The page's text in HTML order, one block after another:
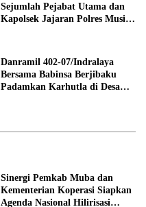
Sejumlah Pejabat Utama dan
Kapolsek Jajaran Polres Musi
Danramil 402-07/Indralaya
Bersama Babinsa Berjibaku
Padamkan Karhutla di Desa
Sinergi Pemkab Muba dan
Kementerian Koperasi Siapkan
Agenda Nasional Hilirisasi